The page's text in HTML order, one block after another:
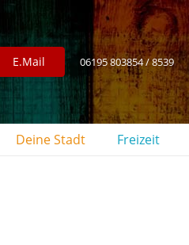
E.Mail 06195 803854 / 8539
Deine Stadt Freizeit